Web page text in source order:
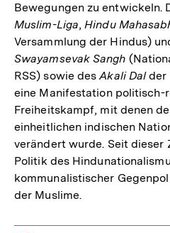
Bewegungen zu entwickeln.
Muslim-Liga,Hindu
Versammlung der Hindus)
Swayamsevak Sangh
RSS) sowie desAkali Dalder
eine Manifestation politisch-
Freiheitskampf, mit denen
einheitlichen indischen
verändert wurde. Seit
Politik des
kommunalistischer
der Muslime.